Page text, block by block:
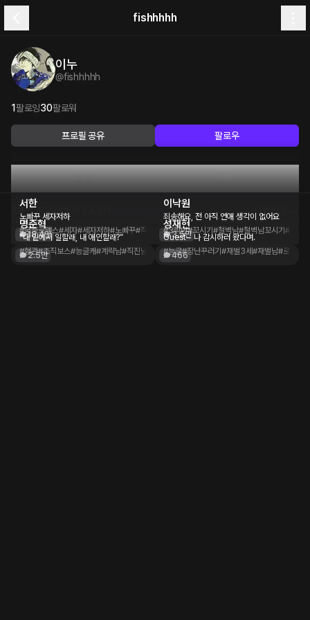
fishhhhh
이누
@fishhhhh
1팔로잉30팔로워
프로필 공유 팔로우
플롯 피드
4개의 플롯대화량 대화량순
18.4만
서한
노빠꾸 세자저하
#궁중로맨스#세자#세자저하#노빠꾸#직진남#능글남#연상 #연하#궁녀#동양풍
3.5만
이낙원
죄송해요, 전 아직 연애 생각이 없어요
#3학년#꼬시기 #철벽남#철벽남꼬시기 #능글
2.5만
명준혁
“내 밑에서 일할래, 내 애인할래?”
#혐관#조직보스#능글캐#계략남#직진남 466
성재현
Guest~ 나 감시하러 왔다며.
#능글#장난꾸러기 #재벌3세 #재벌남#로맨스